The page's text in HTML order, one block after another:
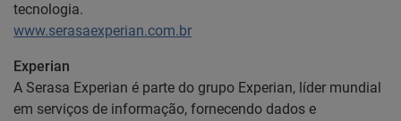
tecnologia.
www.serasaexperian.com.br
Experian
A Serasa Experian é parte do grupo Experian, líder mundial
em serviços de informação, fornecendo dados e